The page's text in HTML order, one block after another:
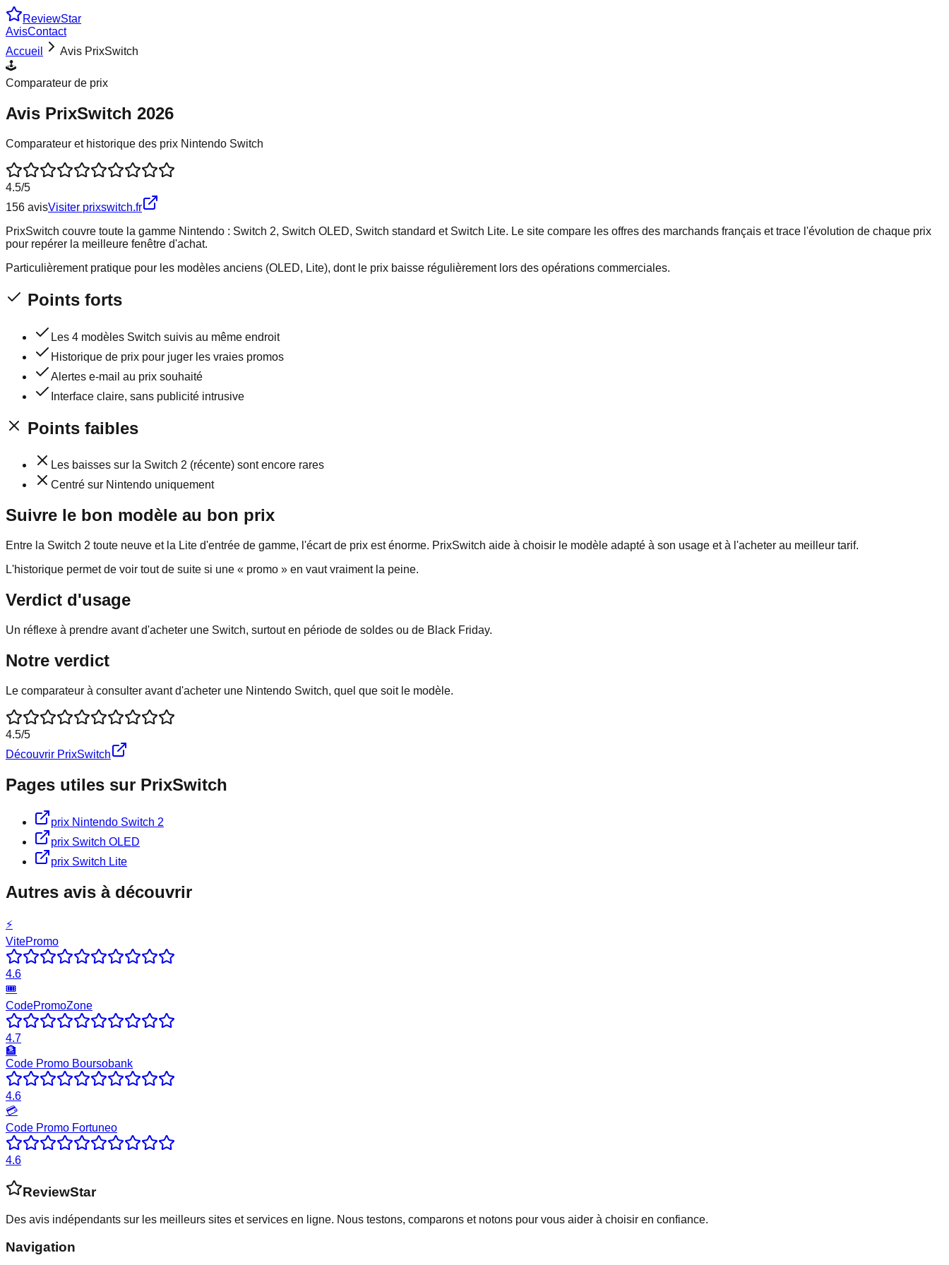
ReviewStar
AvisContact
Accueil
Avis PrixSwitch
🕹️
Comparateur de prix
Avis PrixSwitch 2026
Comparateur et historique des prix Nintendo Switch
4.5/5
156 avisVisiter prixswitch.fr
PrixSwitch couvre toute la gamme Nintendo : Switch 2, Switch OLED, Switch standard et Switch Lite. Le site compare les offres des marchands français et trace l'évolution de chaque prix
pour repérer la meilleure fenêtre d'achat.
Particulièrement pratique pour les modèles anciens (OLED, Lite), dont le prix baisse régulièrement lors des opérations commerciales.
Points forts
Les 4 modèles Switch suivis au même endroit
Historique de prix pour juger les vraies promos
Alertes e-mail au prix souhaité
Interface claire, sans publicité intrusive
Points faibles
Les baisses sur la Switch 2 (récente) sont encore rares
Centré sur Nintendo uniquement
Suivre le bon modèle au bon prix
Entre la Switch 2 toute neuve et la Lite d'entrée de gamme, l'écart de prix est énorme. PrixSwitch aide à choisir le modèle adapté à son usage et à l'acheter au meilleur tarif.
L'historique permet de voir tout de suite si une « promo » en vaut vraiment la peine.
Verdict d'usage
Un réflexe à prendre avant d'acheter une Switch, surtout en période de soldes ou de Black Friday.
Notre verdict
Le comparateur à consulter avant d'acheter une Nintendo Switch, quel que soit le modèle.
4.5/5
Découvrir PrixSwitch
Pages utiles sur PrixSwitch
prix Nintendo Switch 2
prix Switch OLED
prix Switch Lite
Autres avis à découvrir
⚡
VitePromo
4.6
🎟️
CodePromoZone
4.7
🏦
Code Promo Boursobank
4.6
💳
Code Promo Fortuneo
4.6
ReviewStar
Des avis indépendants sur les meilleurs sites et services en ligne. Nous testons, comparons et notons pour vous aider à choisir en confiance.
Navigation